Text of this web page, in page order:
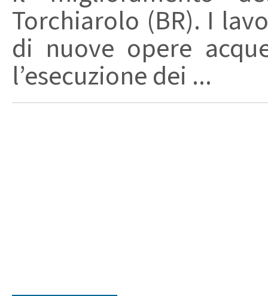
Torchiarolo (BR). I
di nuove opere
l’esecuzione dei ...